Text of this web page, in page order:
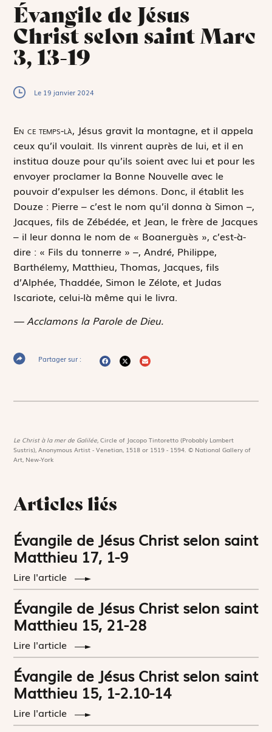
Évangile de Jésus
Christ selon saint Marc
3, 13-19
Le 19 janvier 2024
En ce temps-là, Jésus gravit la montagne, et il appela
ceux qu’il voulait. Ils vinrent auprès de lui, et il en
institua douze pour qu’ils soient avec lui et pour les
envoyer proclamer la Bonne Nouvelle avec le
pouvoir d’expulser les démons. Donc, il établit les
Douze : Pierre – c’est le nom qu’il donna à Simon –,
Jacques, fils de Zébédée, et Jean, le frère de Jacques
– il leur donna le nom de « Boanerguès », c’est-à-
dire : « Fils du tonnerre » –, André, Philippe,
Barthélemy, Matthieu, Thomas, Jacques, fils
d’Alphée, Thaddée, Simon le Zélote, et Judas
Iscariote, celui-là même qui le livra.
— Acclamons la Parole de Dieu.
Partager sur :
Le Christ à la mer de Galilée,Circle of Jacopo Tintoretto (Probably Lambert
Sustris), Anonymous Artist - Venetian, 1518 or 1519 - 1594. © National Gallery of
Art, New-York
Articles liés
Évangile de Jésus Christ selon saint
Matthieu 17, 1-9
Lire l'article
Évangile de Jésus Christ selon saint
Matthieu 15, 21-28
Lire l'article
Évangile de Jésus Christ selon saint
Matthieu 15, 1-2.10-14
Lire l'article